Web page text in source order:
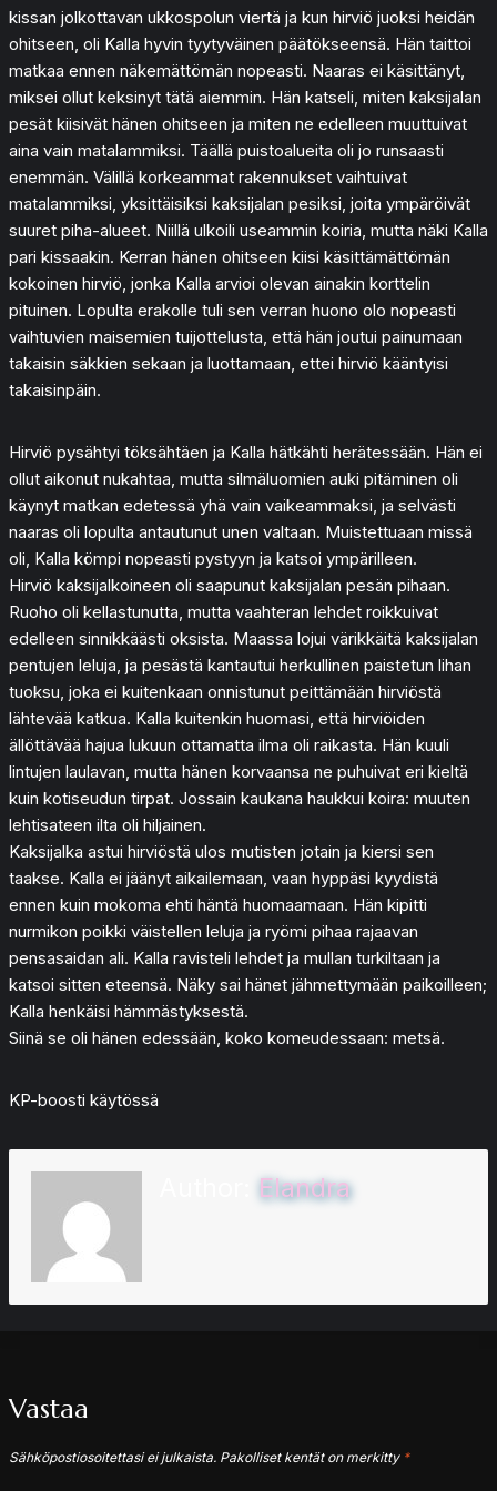
kissan jolkottavan ukkospolun viertä ja kun hirviö juoksi heidän
ohitseen, oli Kalla hyvin tyytyväinen päätökseensä. Hän taittoi
matkaa ennen näkemättömän nopeasti. Naaras ei käsittänyt,
miksei ollut keksinyt tätä aiemmin. Hän katseli, miten kaksijalan
pesät kiisivät hänen ohitseen ja miten ne edelleen muuttuivat
aina vain matalammiksi. Täällä puistoalueita oli jo runsaasti
enemmän. Välillä korkeammat rakennukset vaihtuivat
matalammiksi, yksittäisiksi kaksijalan pesiksi, joita ympäröivät
suuret piha-alueet. Niillä ulkoili useammin koiria, mutta näki Kalla
pari kissaakin. Kerran hänen ohitseen kiisi käsittämättömän
kokoinen hirviö, jonka Kalla arvioi olevan ainakin korttelin
pituinen. Lopulta erakolle tuli sen verran huono olo nopeasti
vaihtuvien maisemien tuijottelusta, että hän joutui painumaan
takaisin säkkien sekaan ja luottamaan, ettei hirviö kääntyisi
takaisinpäin.
Hirviö pysähtyi töksähtäen ja Kalla hätkähti herätessään. Hän ei
ollut aikonut nukahtaa, mutta silmäluomien auki pitäminen oli
käynyt matkan edetessä yhä vain vaikeammaksi, ja selvästi
naaras oli lopulta antautunut unen valtaan. Muistettuaan missä
oli, Kalla kömpi nopeasti pystyyn ja katsoi ympärilleen.
Hirviö kaksijalkoineen oli saapunut kaksijalan pesän pihaan.
Ruoho oli kellastunutta, mutta vaahteran lehdet roikkuivat
edelleen sinnikkäästi oksista. Maassa lojui värikkäitä kaksijalan
pentujen leluja, ja pesästä kantautui herkullinen paistetun lihan
tuoksu, joka ei kuitenkaan onnistunut peittämään hirviöstä
lähtevää katkua. Kalla kuitenkin huomasi, että hirviöiden
ällöttävää hajua lukuun ottamatta ilma oli raikasta. Hän kuuli
lintujen laulavan, mutta hänen korvaansa ne puhuivat eri kieltä
kuin kotiseudun tirpat. Jossain kaukana haukkui koira: muuten
lehtisateen ilta oli hiljainen.
Kaksijalka astui hirviöstä ulos mutisten jotain ja kiersi sen
taakse. Kalla ei jäänyt aikailemaan, vaan hyppäsi kyydistä
ennen kuin mokoma ehti häntä huomaamaan. Hän kipitti
nurmikon poikki väistellen leluja ja ryömi pihaa rajaavan
pensasaidan ali. Kalla ravisteli lehdet ja mullan turkiltaan ja
katsoi sitten eteensä. Näky sai hänet jähmettymään paikoilleen;
Kalla henkäisi hämmästyksestä.
Siinä se oli hänen edessään, koko komeudessaan: metsä.
KP-boosti käytössä
Elandra
Vastaa
Sähköpostiosoitettasi ei julkaista. Pakolliset kentät on merkitty *